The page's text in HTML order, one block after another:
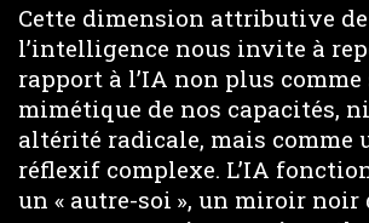
Cette dimension attributive de
l’intelligence nous invite à
rapport à l’IA non plus
mimétique de nos capacités,
altérité radicale, mais
réflexif complexe. L’IA
un « autre-soi », un miroir